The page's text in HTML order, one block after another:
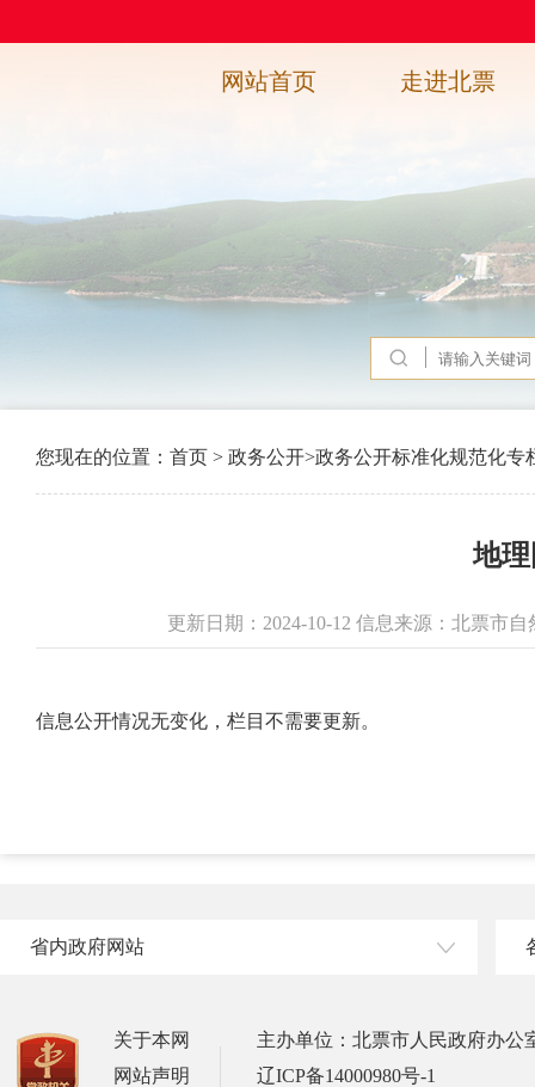
网站首页 走进北票
您现在的位置： 首页 > 政务公开>政务公开标准化规范化专
地
更新日期：2024-10-12 信息来源：北票市
信息公开情况无变化，栏目不需要更新。
省内政府网站
关于本网
网站声明
主办单位：北票市人民政府办公
辽ICP备14000980号-1